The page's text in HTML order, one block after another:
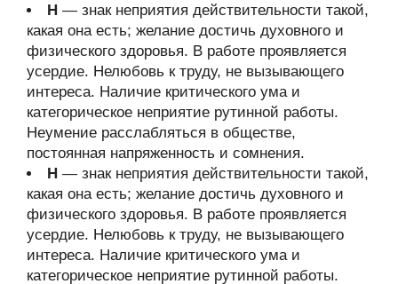
Н — знак неприятия действительности такой,
какая она есть; желание достичь духовного и
физического здоровья. В работе проявляется
усердие. Нелюбовь к труду, не вызывающего
интереса. Наличие критического ума и
категорическое неприятие рутинной работы.
Неумение расслабляться в обществе,
постоянная напряженность и сомнения.
Н — знак неприятия действительности такой,
какая она есть; желание достичь духовного и
физического здоровья. В работе проявляется
усердие. Нелюбовь к труду, не вызывающего
интереса. Наличие критического ума и
категорическое неприятие рутинной работы.